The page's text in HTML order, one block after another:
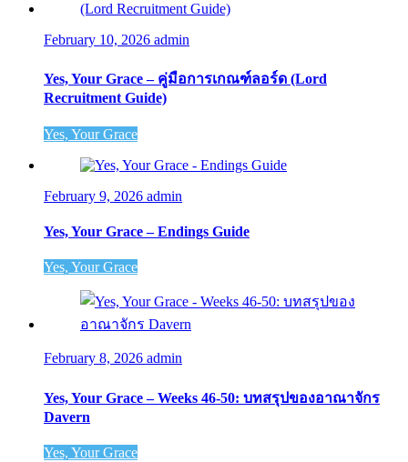
February 10, 2026 admin
Yes, Your Grace – คู่มือการเกณฑ์ลอร์ด (Lord
Recruitment Guide)
Yes, Your Grace
February 9, 2026 admin
Yes, Your Grace – Endings Guide
Yes, Your Grace
February 8, 2026 admin
Yes, Your Grace – Weeks 46-50: บทสรุปของอาณาจักร
Davern
Yes, Your Grace